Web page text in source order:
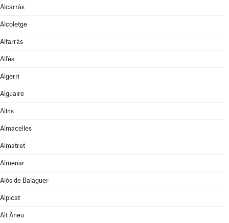
Alcarràs
Alcoletge
Alfarràs
Alfés
Algerri
Alguaire
Alins
Almacelles
Almatret
Almenar
Alòs de Balaguer
Alpicat
Alt Àneu